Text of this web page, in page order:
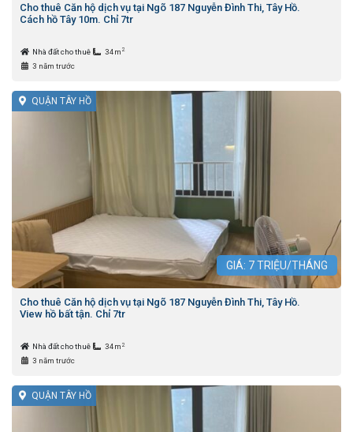
Cho thuê Căn hộ dịch vụ tại Ngõ 187 Nguyễn Đình Thi, Tây Hồ.
Cách hồ Tây 10m. Chỉ 7tr
Nhà đất cho thuê 34m 2
3 năm trước
QUẬN TÂY HỒ
GIÁ: 7TRIỆU/THÁNG
Cho thuê Căn hộ dịch vụ tại Ngõ 187 Nguyễn Đình Thi, Tây Hồ.
View hồ bất tận. Chỉ 7tr
Nhà đất cho thuê 34m 2
3 năm trước
QUẬN TÂY HỒ